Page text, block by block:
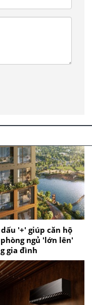
'+' giúp căn hộ
ngủ 'lớn lên'
gia đình